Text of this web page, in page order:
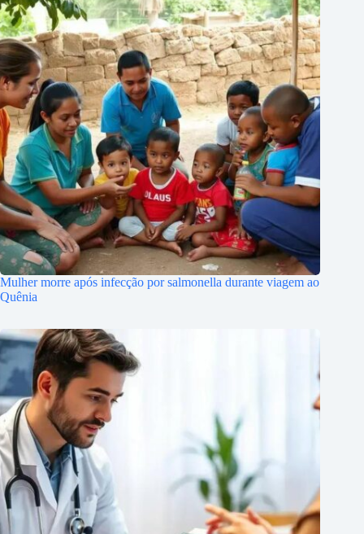
Mulher morre após infecção por salmonella durante viagem ao
Quênia